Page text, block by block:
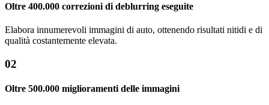
Oltre 400.000 correzioni di deblurring eseguite
Elabora innumerevoli immagini di auto, ottenendo risultati nitidi e di
qualità costantemente elevata.
02
Oltre 500.000 miglioramenti delle immagini